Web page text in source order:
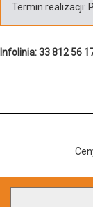
Termin realizacji:
Infolinia: 33 812 56